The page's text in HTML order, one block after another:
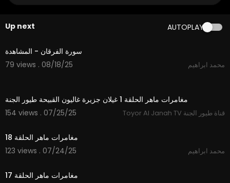
Up next AUTOPLAY
2:18
سورة الفرقان - المشاهدة
79 views . 08/18/25
محمد ابراهيم
مغامرات ماهر الحلقة 1 غيلان جزيرة غاليون القبيحة طيور الجنة
154 views . 07/25/25
Toyor Al Janah TV قناة طيور الجنة
مغامرات ماهر الحلقة 18
123 views . 07/24/25
محمد ابراهيم
مغامرات ماهر الحلقة 17